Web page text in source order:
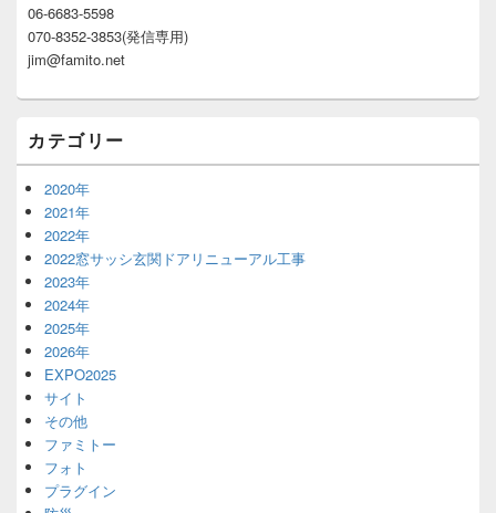
ィ
ジ
ェ
ト
06-6683-5598
070-8352-3853(発信専用)
jim@famito.net
カテゴリー
2020年
2021年
2022年
2022窓サッシ玄関ドアリニューアル工事
2023年
2024年
2025年
2026年
EXPO2025
サイト
その他
ファミトー
フォト
プラグイン